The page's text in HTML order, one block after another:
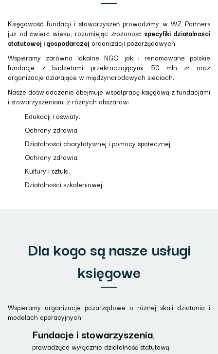
Księgowość fundacji i stowarzyszeń prowadzimy w WZ Partners
już od ćwierć wieku, rozumiejąc złożoność specyfiki działalności
statutowej i gospodarczej organizacji pozarządowych.
Wspieramy zarówno lokalne NGO, jak i renomowane polskie
fundacje z budżetami przekraczającymi 50 mln zł oraz
organizacje działające w międzynarodowych sieciach.
Nasze doświadczenie obejmuje współpracę księgową z fundacjami
i stowarzyszeniami z różnych obszarów:
Edukacji i oświaty.
Ochrony zdrowia.
Działalności charytatywnej i pomocy społecznej.
Ochrony zdrowia.
Kultury i sztuki.
Działalności szkoleniowej.
Dla kogo są nasze usługi
księgowe
Wspieramy organizacje pozarządowe o różnej skali działania i
modelach operacyjnych:
Fundacje i stowarzyszenia,
prowadzące wyłącznie działalność statutową.